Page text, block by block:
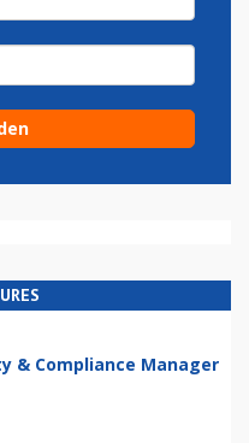
& Compliance Manager